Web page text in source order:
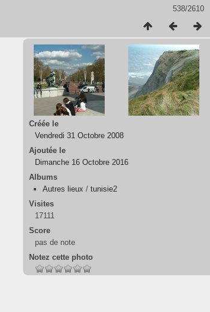
538/2610
Créée le
Vendredi 31 Octobre 2008
Ajoutée le
Dimanche 16 Octobre 2016
Albums
Autres lieux /tunisie2
Visites
17111
Score
pas de note
Notez cette photo